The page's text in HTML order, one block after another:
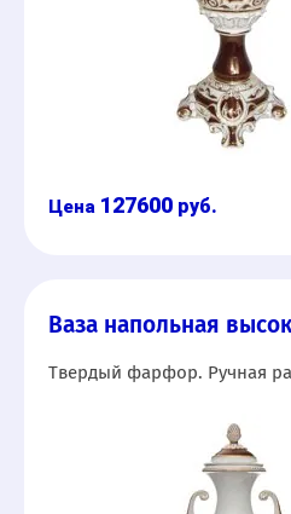
127600 руб.
Ваза напольная
Твердый фарфор. Ручная